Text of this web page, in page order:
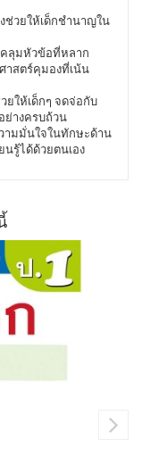
ช่วยให้เด็กชำนาญใน
ลุมหัวข้อที่หลาก
าสตร์คุมองที่เน้น
ยให้เด็กๆ จดจ่อกับ
างครบถ้วน
ามมั่นใจในทักษะด้าน
นรู้ได้ด้วยตนเอง